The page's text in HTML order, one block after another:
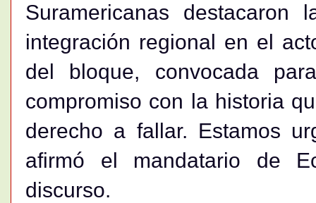
Suramericanas
integración regional en el
del bloque, convocada
compromiso con la historia
derecho a fallar. Estamos
afirmó el mandatario de
discurso.